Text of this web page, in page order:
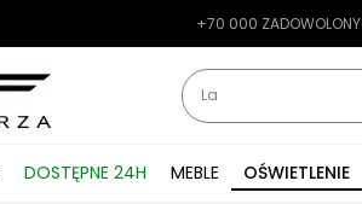
-7%
+70 000
DOSTĘPNE 24H MEBLE OŚWIETLENIE